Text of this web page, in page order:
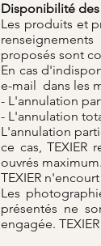
Disponibilité
Les produits et
proposés sont
En cas
e-mail dans les
- L'annulation
- L'annulation
L'annulation
ce cas, TEXIER
ouvrés maximum.
TEXIER
Les
présentés ne
engagée.